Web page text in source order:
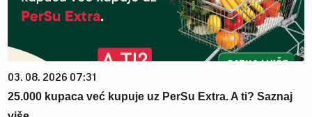
03. 08. 2026 07:31
25.000 kupaca već kupuje uz PerSu Extra. A ti? Saznaj